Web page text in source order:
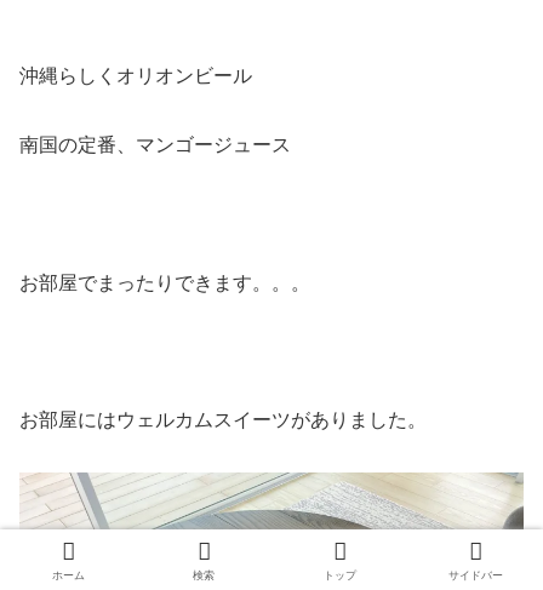
沖縄らしくオリオンビール
南国の定番、マンゴージュース
お部屋でまったりできます。。。
お部屋にはウェルカムスイーツがありました。
ホーム 検索 トップ サイドバー